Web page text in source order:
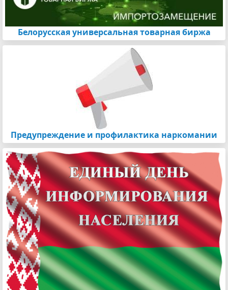
Белорусская универсальная товарная биржа
Предупреждение и профилактика наркомании